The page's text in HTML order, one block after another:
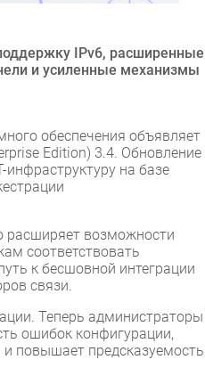
IPv6, расширенные
и усиленные механизмы
обеспечения объявляет
Edition) 3.4. Обновление
на базе
расширяет возможности
соответствовать
к бесшовной интеграции
связи.
Теперь администраторы
ошибок конфигурации,
повышает предсказуемость